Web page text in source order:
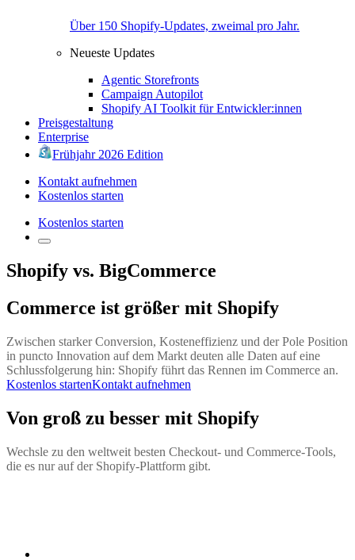
Über 150 Shopify-Updates, zweimal pro Jahr.
Neueste Updates
Agentic Storefronts
Campaign Autopilot
Shopify AI Toolkit für Entwickler:innen
Preisgestaltung
Enterprise
Frühjahr 2026 Edition
Kontakt aufnehmen
Kostenlos starten
Kostenlos starten
Shopify vs. BigCommerce
Commerce ist größer mit Shopify
Zwischen starker Conversion, Kosteneffizienz und der Pole Position
in puncto Innovation auf dem Markt deuten alle Daten auf eine
Schlussfolgerung hin: Shopify führt das Rennen im Commerce an.
Kostenlos startenKontakt aufnehmen
Von groß zu besser mit Shopify
Wechsle zu den weltweit besten Checkout- und Commerce-Tools,
die es nur auf der Shopify-Plattform gibt.